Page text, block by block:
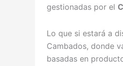
gestionadas por el
Lo que si estará a
Cambados, donde
basadas en